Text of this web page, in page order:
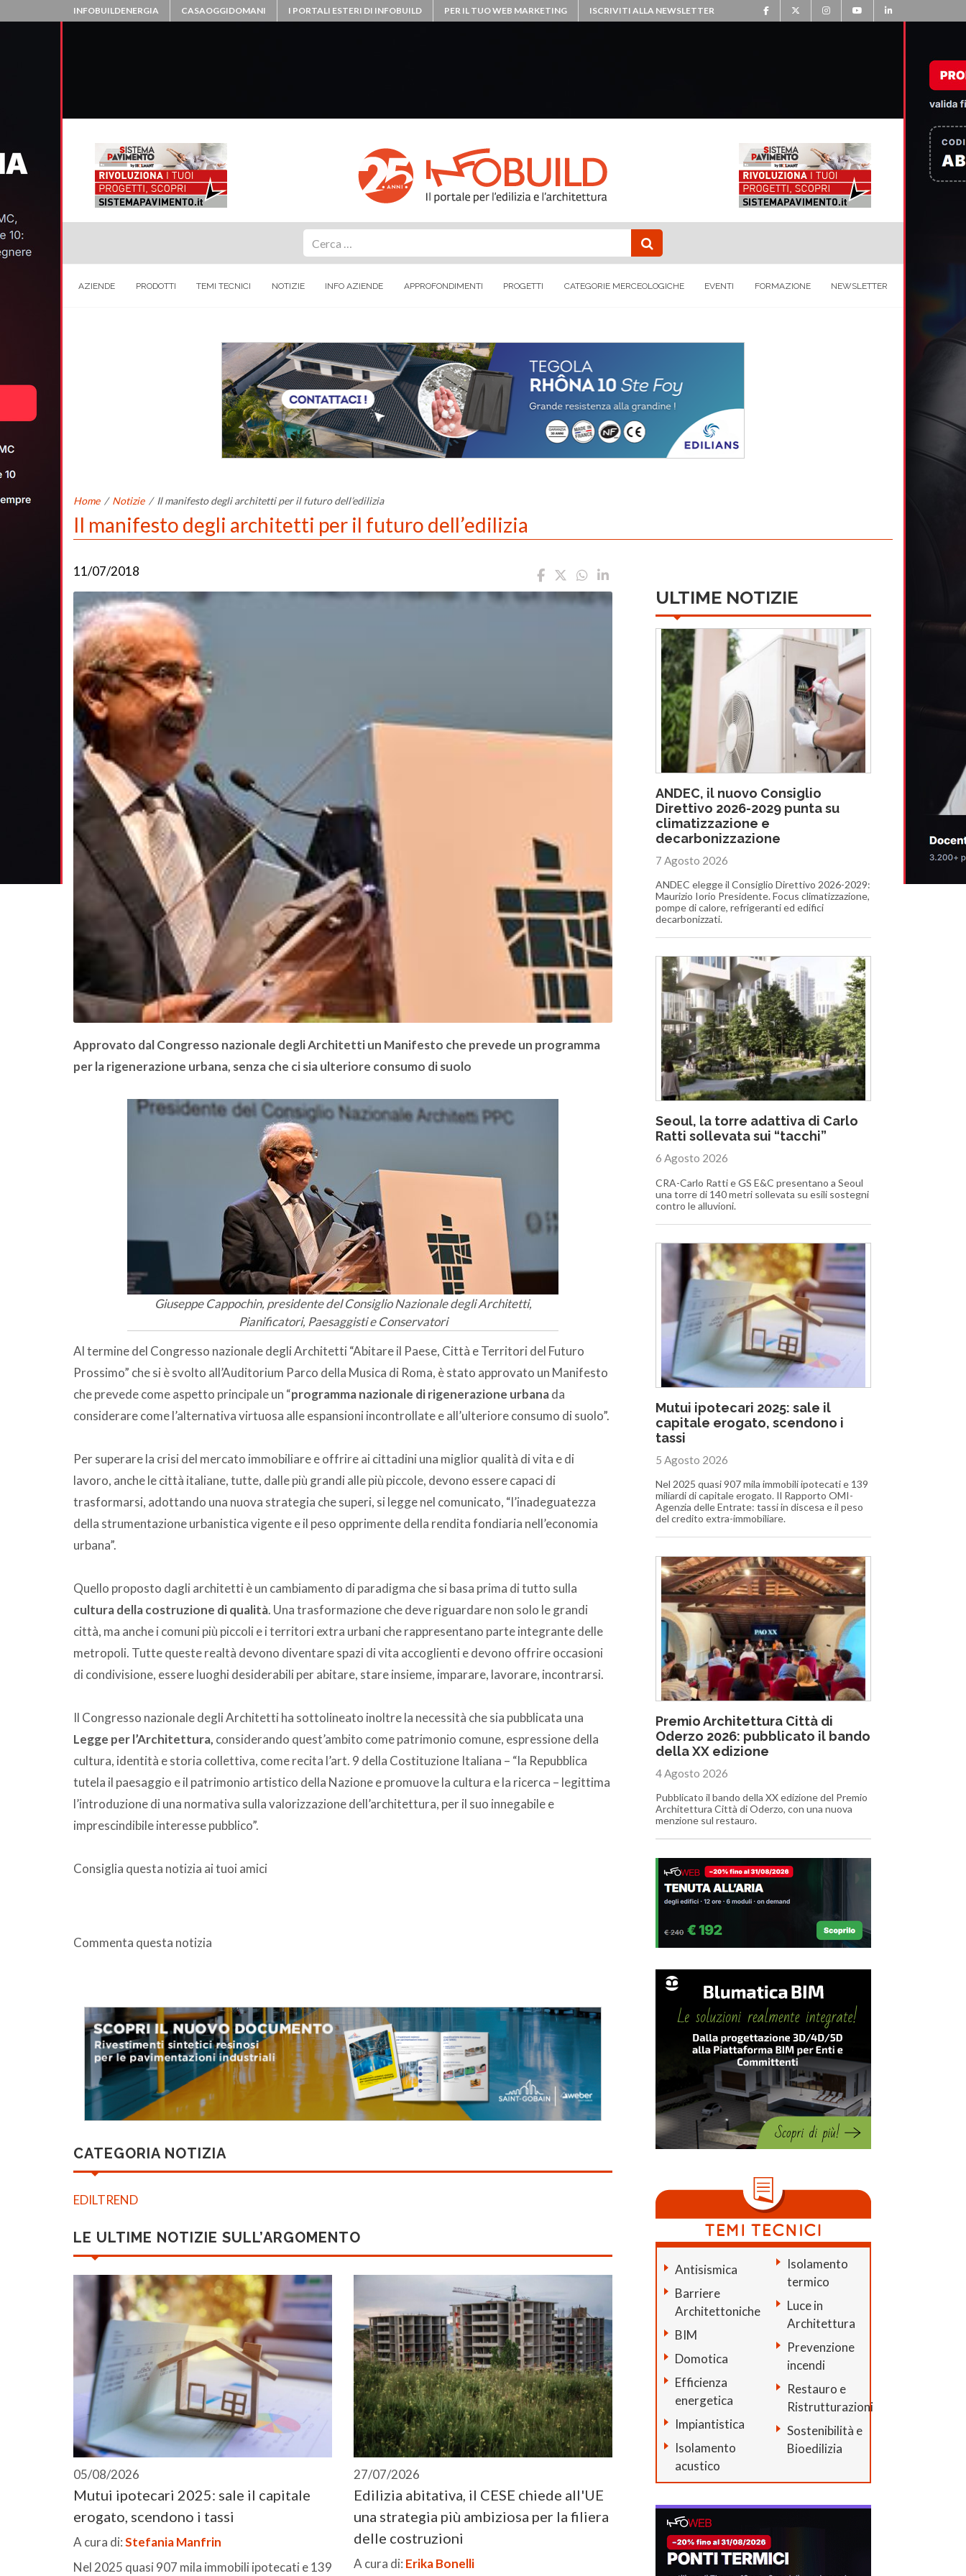
INFOBUILDENERGIA CASAOGGIDOMANI I PORTALI ESTERI DI INFOBUILD PER IL TUO WEB MARKETING ISCRIVITI ALLA NEWSLETTER
AZIENDE PRODOTTI TEMI TECNICI NOTIZIE INFO AZIENDE APPROFONDIMENTI PROGETTI CATEGORIE MERCEOLOGICHE EVENTI FORMAZIONE NEWSLETTER
Home / Notizie / Il manifesto degli architetti per il futuro dell’edilizia
Il manifesto degli architetti per il futuro dell’edilizia
11/07/2018
Approvato dalCongresso nazionale degli Architetti un Manifesto che prevede un programma
per la rigenerazione urbana, senza che ci sia ulteriore consumo di suolo
Giuseppe Cappochin, presidente del Consiglio Nazionale degli Architetti,
Pianificatori, Paesaggisti e Conservatori
Al termine del Congresso nazionale degli Architetti “Abitare il Paese, Città e Territori del Futuro
Prossimo” che si è svolto all’Auditorium Parco della Musica di Roma, è stato approvato un Manifesto
che prevede come aspetto principale un “programma nazionale di rigenerazione urbanada
considerare come l’alternativa virtuosa alle espansioni incontrollate e all’ulteriore consumo di suolo”.
Per superare la crisi del mercato immobiliare e offrire ai cittadini una miglior qualità di vita e di
lavoro, anche le città italiane, tutte, dalle più grandi alle più piccole, devono essere capaci di
trasformarsi, adottando una nuova strategia che superi, si legge nel comunicato, “l’inadeguatezza
della strumentazione urbanistica vigente e il peso opprimente della rendita fondiaria nell’economia
urbana”.
Quello proposto dagli architetti è un cambiamento di paradigma che si basa prima di tutto sulla
cultura della costruzione di qualità. Una trasformazione che deve riguardare non solo le grandi
città, ma anche i comuni più piccoli e i territori extra urbani che rappresentano parte integrante delle
metropoli. Tutte queste realtà devono diventare spazi di vita accoglienti e devono offrire occasioni
di condivisione, essere luoghi desiderabili per abitare, stare insieme, imparare, lavorare, incontrarsi.
Il Congresso nazionale degli Architetti ha sottolineato inoltre la necessità che sia pubblicata una
Legge per l’Architettura, considerando quest’ambito come patrimonio comune, espressione della
cultura, identità e storia collettiva, come recita l’art. 9 della Costituzione Italiana – “la Repubblica
tutela il paesaggio e il patrimonio artistico della Nazione e promuove la cultura e la ricerca – legittima
l’introduzione di una normativa sulla valorizzazione dell’architettura, per il suo innegabile e
imprescindibile interesse pubblico”.
Consiglia questa notizia ai tuoi amici
Commenta questa notizia
CATEGORIA NOTIZIA
EDILTREND
LE ULTIME NOTIZIE SULL’ARGOMENTO
05/08/2026
Mutui ipotecari 2025: sale il capitale
erogato, scendono i tassi
A cura di:Stefania Manfrin
Nel 2025 quasi 907 mila immobili ipotecati e 139
27/07/2026
Edilizia abitativa, il CESE chiede all'UE
una strategia più ambiziosa per la filiera
delle costruzioni
A cura di: Erika Bonelli
ULTIME NOTIZIE
ANDEC, il nuovo Consiglio
Direttivo 2026-2029 punta su
climatizzazione e
decarbonizzazione
7 Agosto 2026
ANDEC elegge il Consiglio Direttivo 2026-2029:
Maurizio Iorio Presidente. Focus climatizzazione,
pompe di calore, refrigeranti ed edifici
decarbonizzati.
Seoul, la torre adattiva di Carlo
Ratti sollevata sui “tacchi”
6 Agosto 2026
CRA-Carlo Ratti e GS E&C presentano a Seoul
una torre di 140 metri sollevata su esili sostegni
contro le alluvioni.
Mutui ipotecari 2025: sale il
capitale erogato, scendono i
tassi
5 Agosto 2026
Nel 2025 quasi 907 mila immobili ipotecati e 139
miliardi di capitale erogato. Il Rapporto OMI-
Agenzia delle Entrate: tassi in discesa e il peso
del credito extra-immobiliare.
Premio Architettura Città di
Oderzo 2026: pubblicato il bando
della XX edizione
4 Agosto 2026
Pubblicato il bando della XX edizione del Premio
Architettura Città di Oderzo, con una nuova
menzione sul restauro.
Antisismica
Barriere
Architettoniche
BIM
Domotica
Efficienza
energetica
Impiantistica
Isolamento
acustico
Isolamento
termico
Luce in
Architettura
Prevenzione
incendi
Restauro e
Ristrutturazioni
Sostenibilità e
Bioedilizia